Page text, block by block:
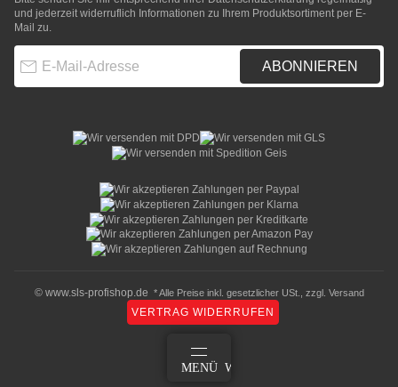
und jederzeit widerruflich Informationen zu Ihrem Produktsortiment per E-
Mail zu.
ABONNIEREN
© www.sls-profishop.de * Alle Preise inkl. gesetzlicher USt., zzgl. Versand
VERTRAG WIDERRUFEN
MENÜ WARENKORB